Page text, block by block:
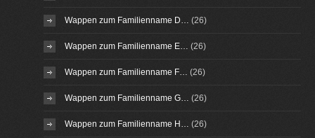
Wappen zum Familienname D… (26)
Wappen zum Familienname E… (26)
Wappen zum Familienname F… (26)
Wappen zum Familienname G… (26)
Wappen zum Familienname H… (26)